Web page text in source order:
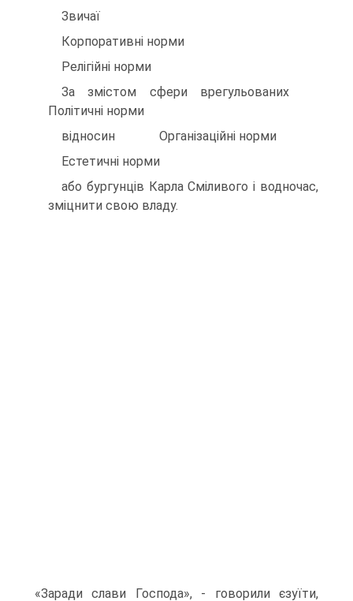
Звичаї
Корпоративні норми
Релігійні норми
За змістом сфери врегульованих
Політичні норми
відносин Організаційні норми
Естетичні норми
або бургунців Карла Сміливого і водночас,
зміцнити свою владу.
«Заради слави Господа», - говорили єзуїти,